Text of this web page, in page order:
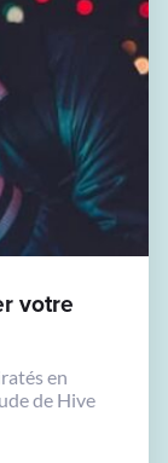
votre
en
de Hive